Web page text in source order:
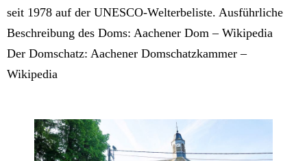
seit 1978 auf der UNESCO-Welterbeliste. Ausführliche
Beschreibung des Doms: Aachener Dom – Wikipedia
Der Domschatz: Aachener Domschatzkammer –
Wikipedia